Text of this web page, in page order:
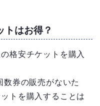
トはお得？
格安チケットを購入
数券の販売がないた
トを購入することは